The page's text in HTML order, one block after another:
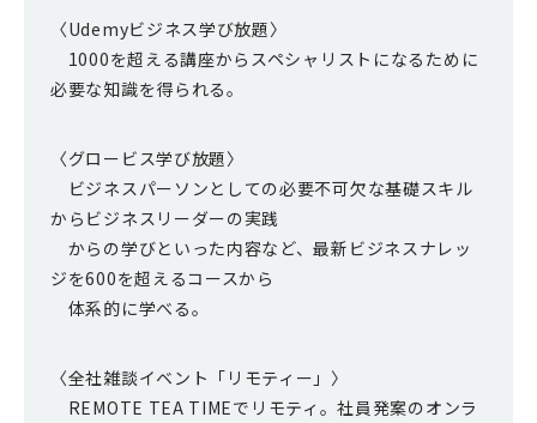
〈Udemyビジネス学び放題〉
1000を超える講座からスペシャリストになるために
必要な知識を得られる。
〈グロービス学び放題〉
ビジネスパーソンとしての必要不可欠な基礎スキル
からビジネスリーダーの実践
からの学びといった内容など、最新ビジネスナレッ
ジを600を超えるコースから
体系的に学べる。
〈全社雑談イベント「リモティー」〉
REMOTE TEA TIMEでリモティ。社員発案のオンラ